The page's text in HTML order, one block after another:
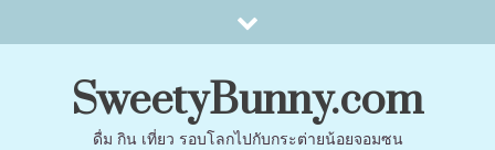
to
SweetyBunny.com
ดื่ม กิน เที่ยว รอบโลกไปกับกระต่ายน้อยจอมซน